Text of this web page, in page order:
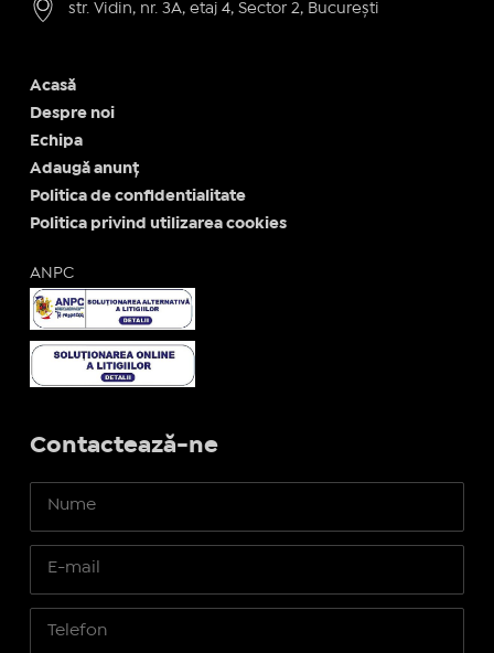
str. Vidin, nr. 3A, etaj 4, Sector 2, București
Acasă
Despre noi
Echipa
Adaugă anunț
Politica de confidentialitate
Politica privind utilizarea cookies
ANPC
Contactează-ne